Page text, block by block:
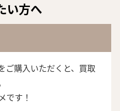
い方へ
ご購入いただくと、買取
です！